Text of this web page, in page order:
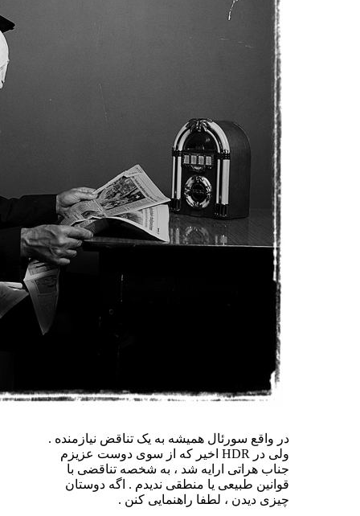
در واقع سورئال همیشه به یک تناقض نیازمنده .
ولی در HDR اخیر که از سوی دوست عزیزم
جناب هراتی ارایه شد ، به شخصه تناقضی با
قوانین طبیعی یا منطقی ندیدم . اگه دوستان
چیزی دیدن ، لطفا راهنمایی کنن .